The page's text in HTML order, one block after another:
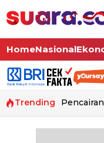
HomeNasional
Trending